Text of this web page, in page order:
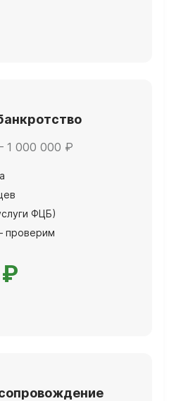
1 000 000 ₽
ФЦБ)
проверим